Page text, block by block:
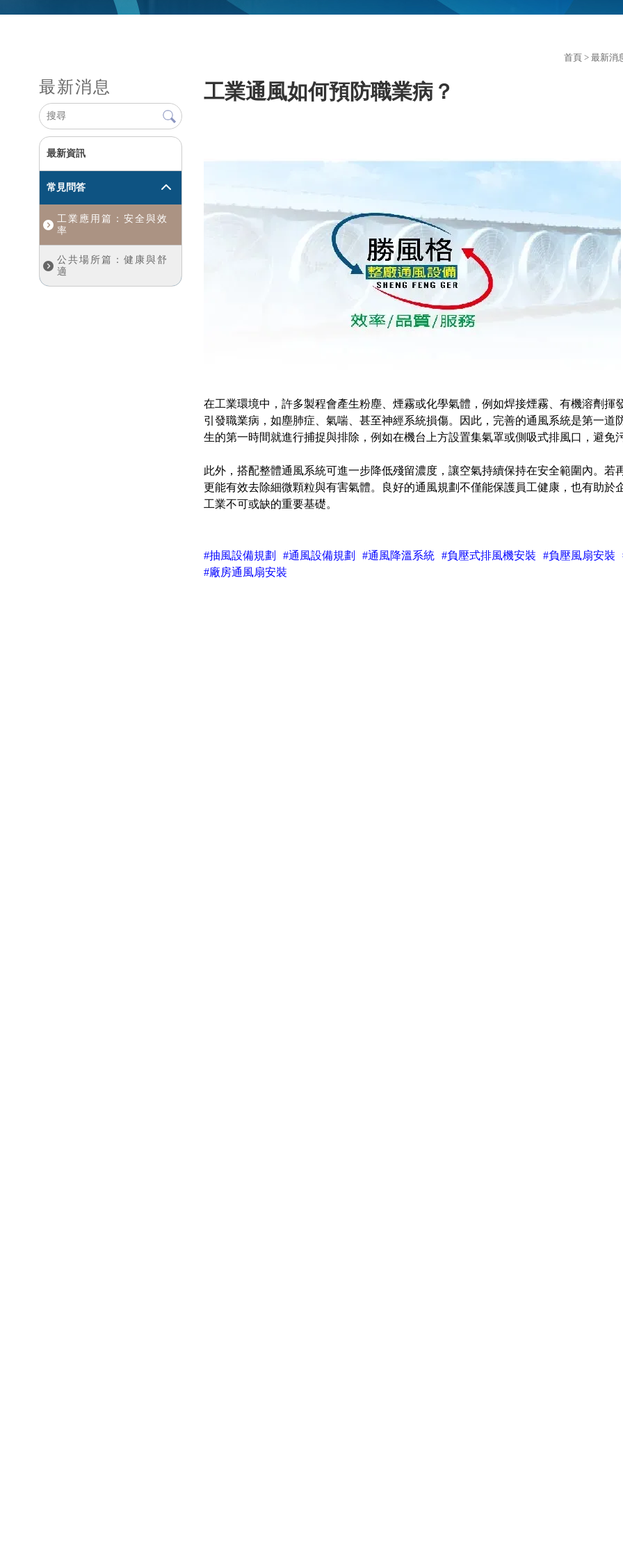
首頁 > 最新消
最新消息
最新資訊
常見問答
工業應用篇：安全與效
率
公共場所篇：健康與舒
適
工業通風如何預防職業病？
在工業環境中，許多製程會產生粉塵、煙霧或化學氣體，例如焊接煙霧、有機溶劑
引發職業病，如塵肺症、氣喘、甚至神經系統損傷。因此，完善的通風系統是第一
生的第一時間就進行捕捉與排除，例如在機台上方設置集氣罩或側吸式排風口，避免
此外，搭配整體通風系統可進一步降低殘留濃度，讓空氣持續保持在安全範圍內。
更能有效去除細微顆粒與有害氣體。良好的通風規劃不僅能保護員工健康，也有助
工業不可或缺的重要基礎。
#抽風設備規劃 #通風設備規劃 #通風降溫系統 #負壓式排風機安裝 #負壓風扇安裝
#廠房通風扇安裝